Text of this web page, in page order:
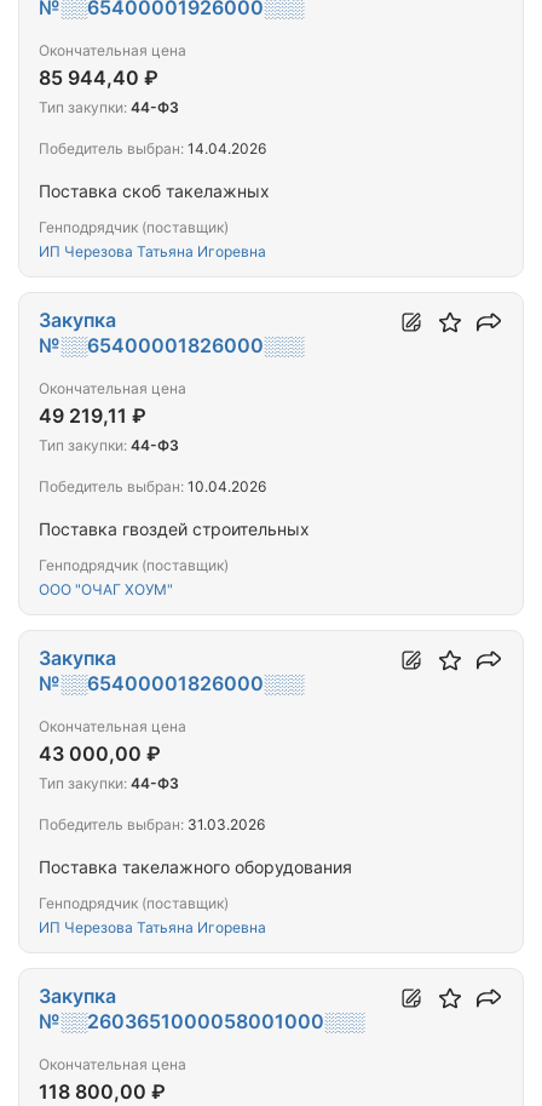
Поставка скоб такелажных
Генподрядчик (поставщик)
ИП Черезова Татьяна Игоревна
№░░65400001926000░░░
Окончательная цена
85 944,40 ₽
Тип закупки: 44-ФЗ
Победитель выбран: 14.04.2026
Поставка гвоздей строительных
Генподрядчик (поставщик)
ООО "ОЧАГ ХОУМ"
Закупка
№░░65400001826000░░░
Окончательная цена
49 219,11 ₽
Тип закупки: 44-ФЗ
Победитель выбран: 10.04.2026
Поставка такелажного оборудования
Генподрядчик (поставщик)
ИП Черезова Татьяна Игоревна
Закупка
№░░65400001826000░░░
Окончательная цена
43 000,00 ₽
Тип закупки: 44-ФЗ
Победитель выбран: 31.03.2026
Закупка
№░░2603651000058001000░░░
Окончательная цена
118 800,00 ₽